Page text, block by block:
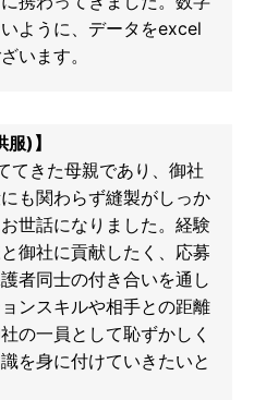
ように、データをexcel
います。
)】
てきた母親であり、御社
も関わらず縫製がしっか
世話になりました。経験
御社に貢献したく、応募
者同士の付き合いを通し
ンスキルや相手との距離
の一員として恥ずかしく
を身に付けていきたいと